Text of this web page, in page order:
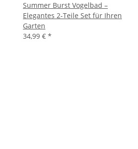
Summer Burst Vogelbad –
Elegantes 2-Teile Set für Ihren
Garten
34,99 € *